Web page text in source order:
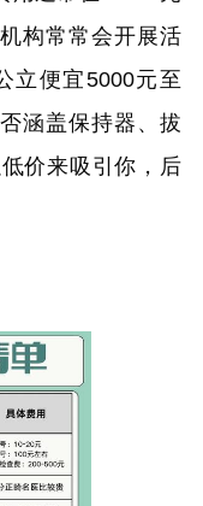
构常常会开展活
立便宜5000元至
涵盖保持器、拔
价来吸引你，后